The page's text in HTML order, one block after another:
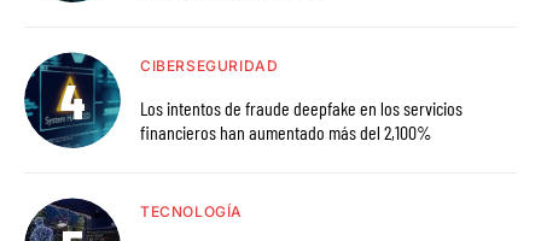
CIBERSEGURIDAD
Los intentos de fraude deepfake en los servicios
financieros han aumentado más del 2,100%
TECNOLOGÍA